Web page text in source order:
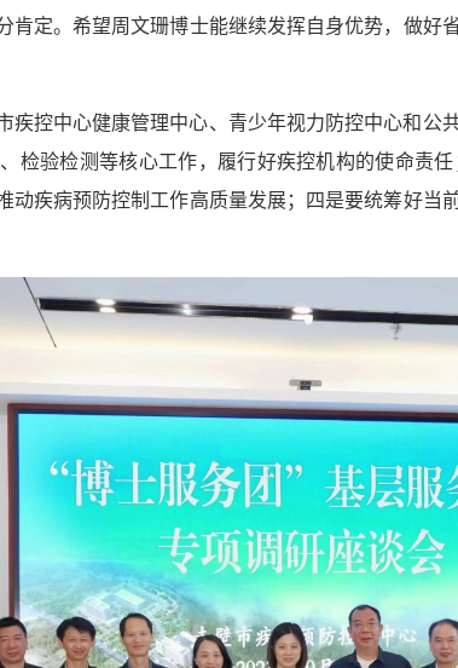
肯定。希望周文珊博士能继续发挥自身优势，做
疾控中心健康管理中心、青少年视力防控中心和
检验检测等核心工作，履行好疾控机构的使命责
动疾病预防控制工作高质量发展；四是要统筹好